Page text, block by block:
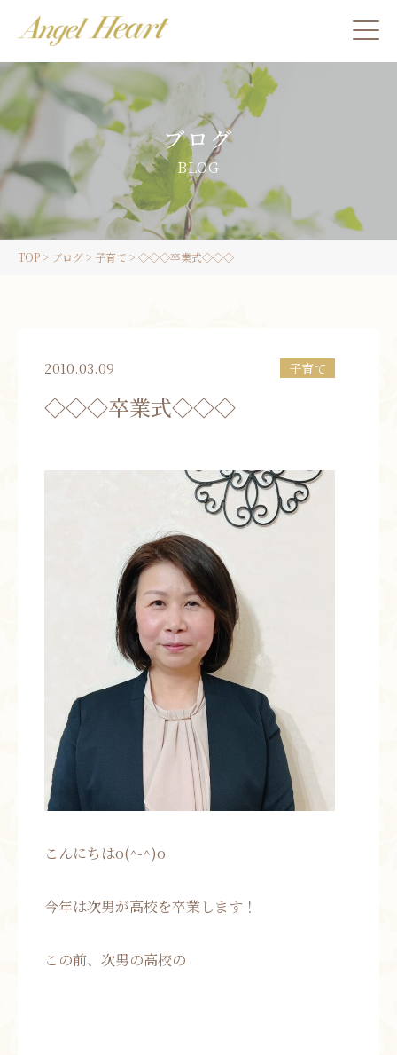
施術をご希望の方
カウンセリングをご希望の方へ
スクール受講生の方へ
お問い合わせ
お知らせ
ブログ
BLOG
TOP> ブログ> 子育て > ◇◇◇卒業式◇◇◇
2010.03.09 子育て
◇◇◇卒業式◇◇◇
こんにちはo(^-^)o
今年は次男が高校を卒業します！
この前、次男の高校の